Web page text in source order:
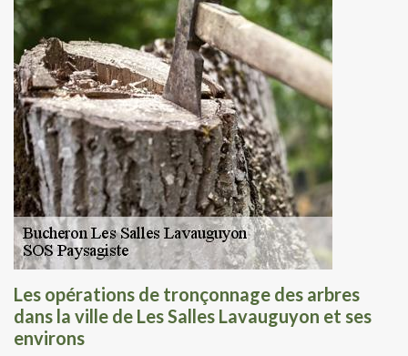
Les opérations de tronçonnage des arbres
dans la ville de Les Salles Lavauguyon et ses
environs